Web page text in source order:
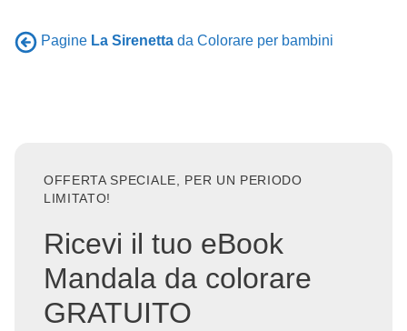
Pagine La Sirenetta da Colorare per bambini
OFFERTA SPECIALE, PER UN PERIODO
LIMITATO!
Ricevi il tuo eBook
Mandala da colorare
GRATUITO